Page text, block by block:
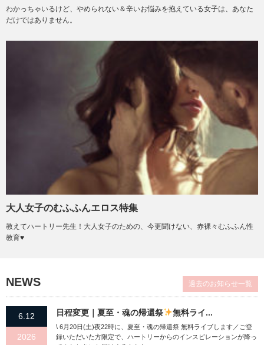
わかっちゃいるけど、やめられない＆辛いお悩みを抱えている女子は、あなた
だけではありません。
大人女子のむふふんエロス特集
教えてハートリー先生！大人女子のための、今更聞けない、赤裸々むふふん性
教育♥
NEWS
6.12
2026
日程変更｜夏至・魂の帰還祭 無料ライ...
\ 6月20日(土)夜22時に、夏至・魂の帰還祭 無料ライブします／ご登
録いただいた方限定で、ハートリーからのインスピレーションが降っ
過去のお知らせ一覧